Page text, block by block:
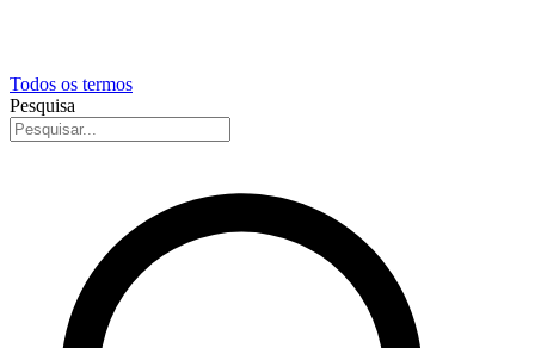
Todos os termos
Pesquisa